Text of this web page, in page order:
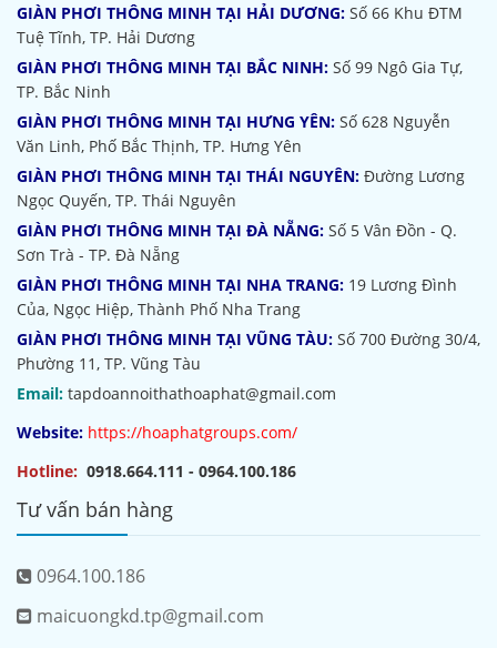
GIÀN PHƠI THÔNG MINH TẠI HẢI DƯƠNG: Số 66 Khu ĐTM
Tuệ Tĩnh, TP. Hải Dương
GIÀN PHƠI THÔNG MINH TẠI BẮC NINH: Số 99 Ngô Gia Tự,
TP. Bắc Ninh
GIÀN PHƠI THÔNG MINH TẠI HƯNG YÊN: Số 628 Nguyễn
Văn Linh, Phố Bắc Thịnh, TP. Hưng Yên
GIÀN PHƠI THÔNG MINH TẠI THÁI NGUYÊN: Đường Lương
Ngọc Quyến, TP. Thái Nguyên
GIÀN PHƠI THÔNG MINH TẠI ĐÀ NẴNG: Số 5 Vân Đồn - Q.
Sơn Trà - TP. Đà Nẵng
GIÀN PHƠI THÔNG MINH TẠI NHA TRANG: 19 Lương Đình
Của, Ngọc Hiệp, Thành Phố Nha Trang
GIÀN PHƠI THÔNG MINH TẠI VŨNG TÀU: Số 700 Đường 30/4,
Phường 11, TP. Vũng Tàu
Email: tapdoannoithathoaphat@gmail.com
Website: https://hoaphatgroups.com/
Hotline: 0918.664.111 - 0964.100.186
Tư vấn bán hàng
0964.100.186
maicuongkd.tp@gmail.com